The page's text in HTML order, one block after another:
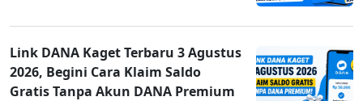
Link DANA Kaget Terbaru 3 Agustus
2026, Begini Cara Klaim Saldo
Gratis Tanpa Akun DANA Premium